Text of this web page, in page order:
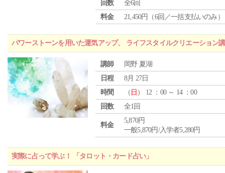
回数
全6回
料金
21,450円（6回／一括支払いのみ）
パワーストーンを用いた運気アップ、 ライフスタイルクリエーション
講師
岡野 夏湖
日程
8月 27日
時間
（ 日 ） 12 ：00 ～ 14 ：00
回数
全1回
料金
5,870円
一般5,870円/入学者5,280円
実際に占って学ぶ！ 「タロット・カード占い」